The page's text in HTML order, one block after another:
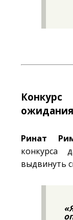
ожидания
Ринат
выдвинуть